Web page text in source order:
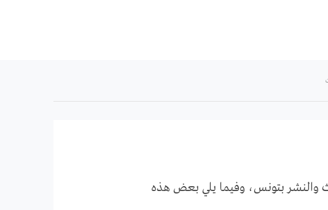
والنشر بتونس، وفيما يلي بعض هذه